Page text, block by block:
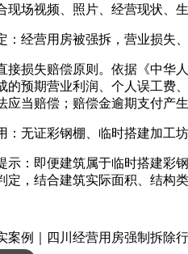
现场视频、照片、经营现状、
：经营用房被强拆，营业损失
接损失赔偿原则。依据《中华
的预期营业利润、个人误工费
应当赔偿；赔偿金逾期支付产
：无证彩钢棚、临时搭建加工
示：即便建筑属于临时搭建彩
定，结合建筑实际面积、结构
案例｜四川经营用房强制拆除
谁？